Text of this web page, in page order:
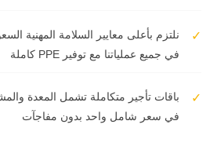
✓
في جميع عملياتنا مع توفير PPE كاملة
✓
باقات تأجير متكاملة تشمل المعدة
في سعر شامل واحد بدون مفاجآت